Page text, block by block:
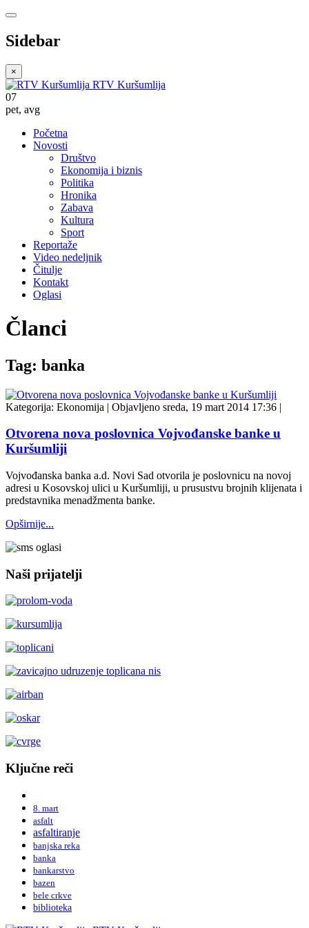
Sidebar
×
RTV Kuršumlija
07
pet, avg
Početna
Novosti
Društvo
Ekonomija i biznis
Politika
Hronika
Zabava
Kultura
Sport
Reportaže
Video nedeljnik
Čitulje
Kontakt
Oglasi
Članci
Tag: banka
Kategorija: Ekonomija | Objavljeno sreda, 19 mart 2014 17:36 |
Otvorena nova poslovnica Vojvođanske banke u
Kuršumliji
Vojvođanska banka a.d. Novi Sad otvorila je poslovnicu na novoj
adresi u Kosovskoj ulici u Kuršumliji, u prusustvu brojnih klijenata i
predstavnika menadžmenta banke.
Opširnije...
Naši prijatelji
Ključne reči
8. mart
asfalt
asfaltiranje
banjska reka
banka
bankarstvo
bazen
bele crkve
biblioteka